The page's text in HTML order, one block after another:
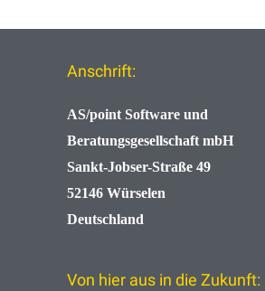
Anschrift:
AS/point Software und
Beratungsgesellschaft mbH
Sankt-Jobser-Straße 49
52146 Würselen
Deutschland
Von hier aus in die Zukunft: